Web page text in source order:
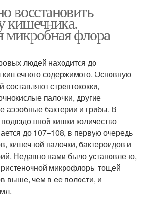
восстановить
кишечника.
микробная флора
людей находится до
кишечного содержимого. Основную
составляют стрептококки,
палочки, другие
аэробные бактерии и грибы. В
кишки количество
до 107–108, в первую очередь
кишечной палочки, бактероидов и
Недавно нами было установлено,
микрофлоры тощей
выше, чем в ее полости, и